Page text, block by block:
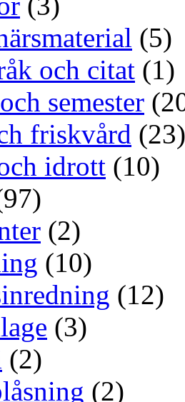
(5)
och citat (1)
semester
friskvård (23)
idrott (10)
(2)
(10)
(12)
(3)
(2)
(2)